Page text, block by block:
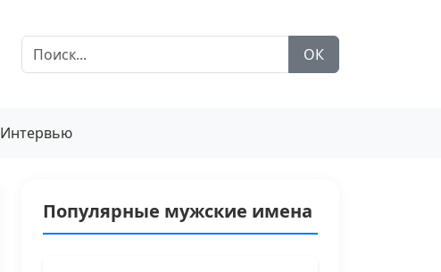
ОК
Интервью
Популярные мужские имена